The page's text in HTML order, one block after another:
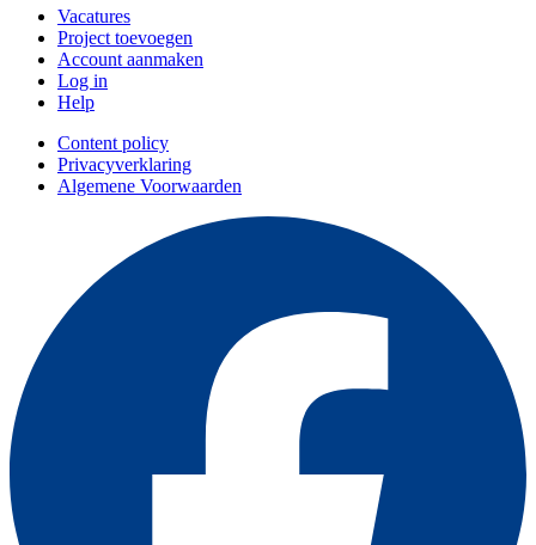
Vacatures
Project toevoegen
Account aanmaken
Log in
Help
Content policy
Privacyverklaring
Algemene Voorwaarden